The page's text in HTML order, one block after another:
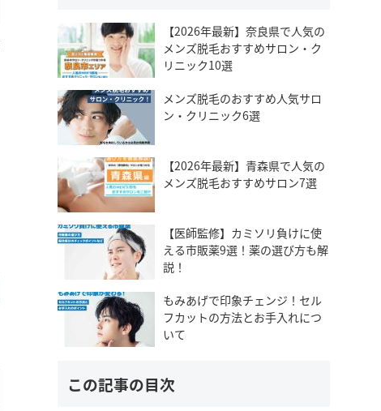
【2026年最新】奈良県で人気の
メンズ脱毛おすすめサロン・ク
リニック10選
メンズ脱毛のおすすめ人気サロ
ン・クリニック6選
【2026年最新】青森県で人気の
メンズ脱毛おすすめサロン7選
【医師監修】カミソリ負けに使
える市販薬9選！薬の選び方も解
説！
もみあげで印象チェンジ！セル
フカットの方法とお手入れにつ
いて
この記事の目次